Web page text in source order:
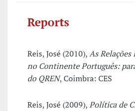
Reports
Reis, José (2010),As
no Continente Português:
do QREN, Coimbra: CES
Reis, José (2009),Política de